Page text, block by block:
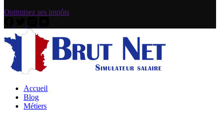
Optimisez ses impôts
Accueil
Blog
Métiers